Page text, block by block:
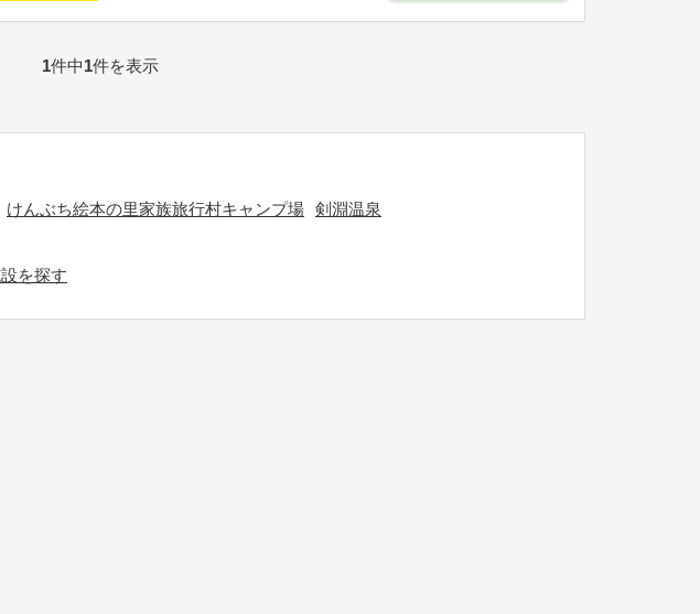
1件中1件を表示
けんぶち絵本の里家族旅行村キャンプ場 剣淵温泉
を探す